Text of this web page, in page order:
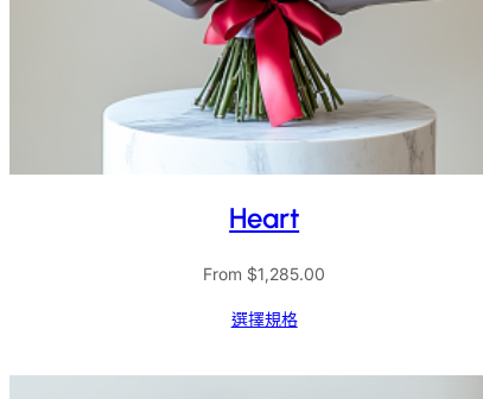
Heart
From$1,285.00
選擇規格